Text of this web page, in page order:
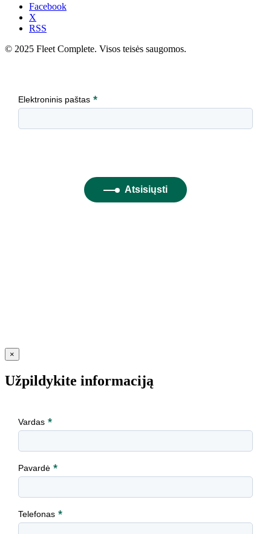
Facebook
X
RSS
© 2025 Fleet Complete. Visos teisės saugomos.
×
Užpildykite informaciją